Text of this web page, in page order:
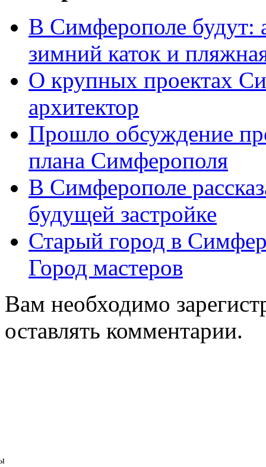
В Симферополе будут:
зимний каток и
О крупных проектах
архитектор
Прошло обсуждение
плана Симферополя
В Симферополе
будущей застройке
Старый город в
Город мастеров
Вам необходимо
оставлять комментарии.